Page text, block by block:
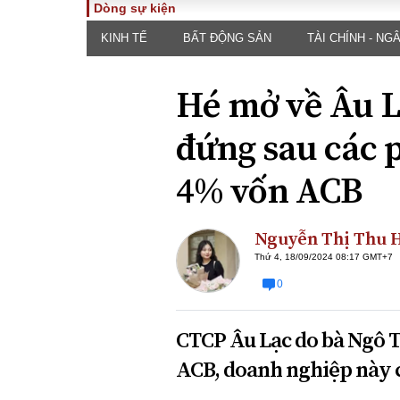
TOÀN CẢNH
Chính sách
Đối thoại
PHÁP
luật
Góc
Hồ sơ
Tiếng
An ninh
ĐA CHIỀU
Quan điểm
Dòng sự kiện
KINH TẾ BẤT ĐỘNG SẢN TÀI CHÍNH -
Hé mở về Âu
đứng sau các
4% vốn ACB
Nguyễn Thị Thu
Thứ 4, 18/09/2024 08:17 GMT+7
0
CTCP Âu Lạc do bà
ACB, doanh nghiệp